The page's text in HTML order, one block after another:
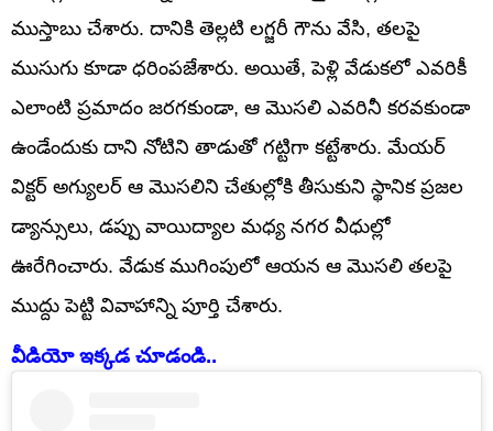
ముస్తాబు చేశారు. దానికి తెల్లటి లగ్జరీ గౌను వేసి, తలపై
ముసుగు కూడా ధరింపజేశారు. అయితే, పెళ్లి వేడుకలో ఎవరికీ
ఎలాంటి ప్రమాదం జరగకుండా, ఆ మొసలి ఎవరినీ కరవకుండా
ఉండేందుకు దాని నోటిని తాడుతో గట్టిగా కట్టేశారు. మేయర్
విక్టర్ అగ్యులర్ ఆ మొసలిని చేతుల్లోకి తీసుకుని స్థానిక ప్రజల
డ్యాన్సులు, డప్పు వాయిద్యాల మధ్య నగర వీధుల్లో
ఊరేగించారు. వేడుక ముగింపులో ఆయన ఆ మొసలి తలపై
ముద్దు పెట్టి వివాహాన్ని పూర్తి చేశారు.
వీడియో ఇక్కడ చూడండి..